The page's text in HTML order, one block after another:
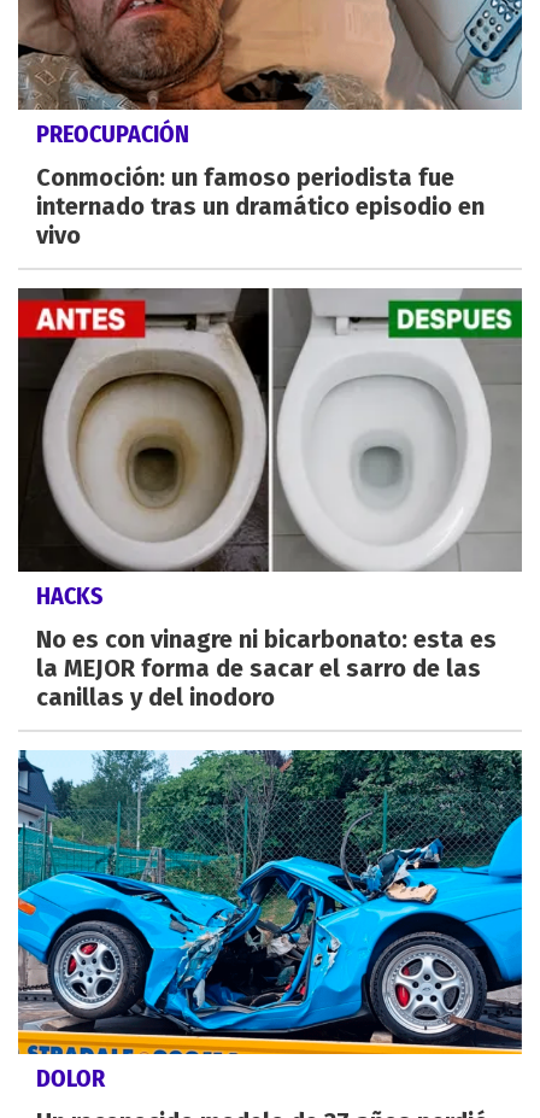
PREOCUPACIÓN
Conmoción: un famoso periodista fue
internado tras un dramático episodio en
vivo
HACKS
No es con vinagre ni bicarbonato: esta es
la MEJOR forma de sacar el sarro de las
canillas y del inodoro
DOLOR